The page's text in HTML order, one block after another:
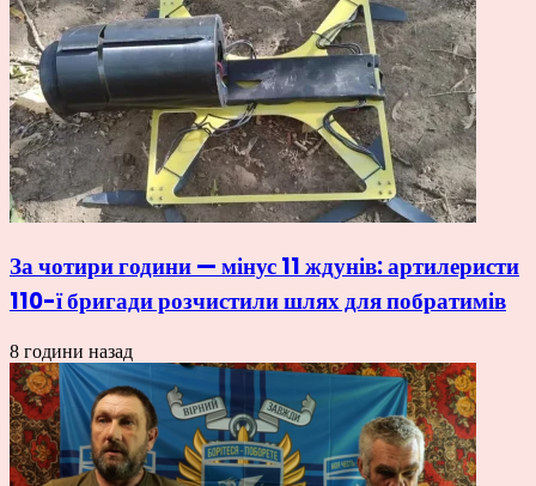
За чотири години — мінус 11 ждунів: артилеристи
110-ї бригади розчистили шлях для побратимів
8 години назад